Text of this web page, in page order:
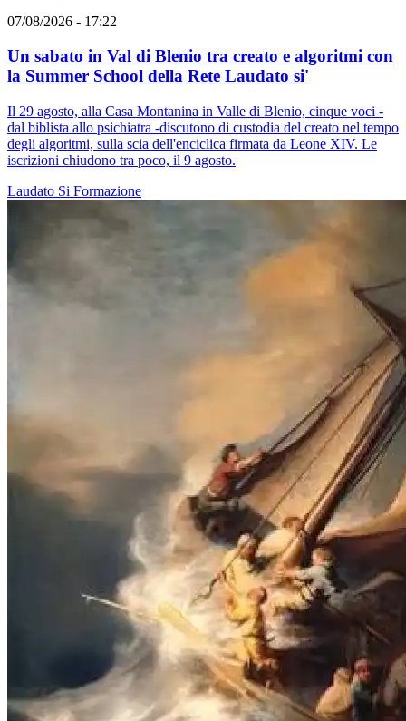
07/08/2026 - 17:22
Un sabato in Val di Blenio tra creato e algoritmi con
la Summer School della Rete Laudato si'
Il 29 agosto, alla Casa Montanina in Valle di Blenio, cinque voci -
dal biblista allo psichiatra -discutono di custodia del creato nel tempo
degli algoritmi, sulla scia dell'enciclica firmata da Leone XIV. Le
iscrizioni chiudono tra poco, il 9 agosto.
Laudato Si Formazione